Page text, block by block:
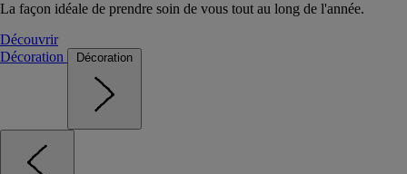
La façon idéale de prendre soin de vous tout au long de l'année.
Découvrir
Décoration
Décoration